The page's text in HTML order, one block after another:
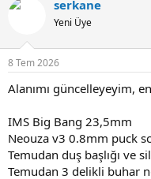
serkane
Yeni Üye
8 Tem 2026
Alanımı güncelleyeyim,
IMS Big Bang 23,5mm
Neouza v3 0.8mm puck
Temudan duş başlığı ve
Temudan 3 delikli buhar